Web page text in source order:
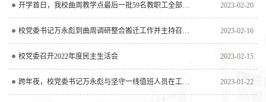
开学首日，我校曲周教学点最后一批59名教职工全部到主校区报到！ 2023-02-20
2023-02-16
校党委召开2022年度民主生活会 2023-02-15
2023-01-22